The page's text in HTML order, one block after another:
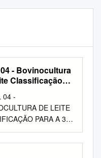
- Bovinocultura
Classificação
04 -
DE LEITE
PARA A 3ª
VISITA DE CAMPO
SEM ATER